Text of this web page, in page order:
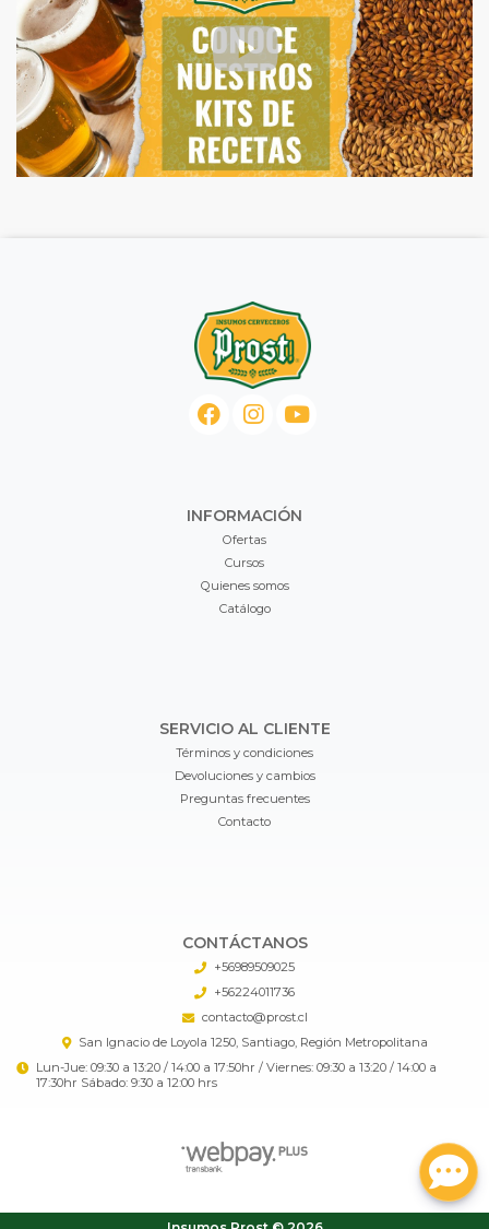
INFORMACIÓN
Ofertas
Cursos
Quienes somos
Catálogo
SERVICIO AL CLIENTE
Términos y condiciones
Devoluciones y cambios
Preguntas frecuentes
Contacto
CONTÁCTANOS
+56989509025
+56224011736
contacto@prost.cl
San Ignacio de Loyola 1250, Santiago, Región Metropolitana
Lun-Jue: 09:30 a 13:20 / 14:00 a 17:50hr / Viernes: 09:30 a 13:20 / 14:00 a
17:30hr Sábado: 9:30 a 12:00 hrs